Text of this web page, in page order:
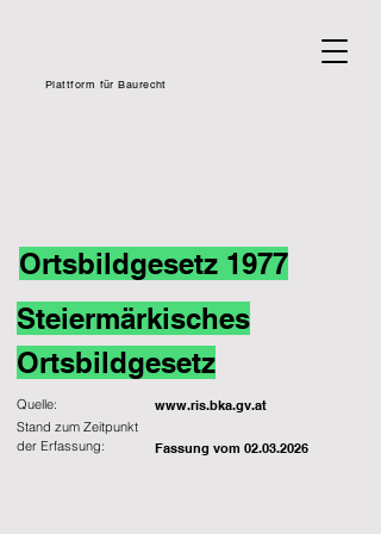
Plattform für Baurecht
Ortsbildgesetz 1977
Steiermärkisches
Ortsbildgesetz
Quelle: www.ris.bka.gv.at
Fassung vom 02.03.2026
Stand zum Zeitpunkt
der Erfassung: